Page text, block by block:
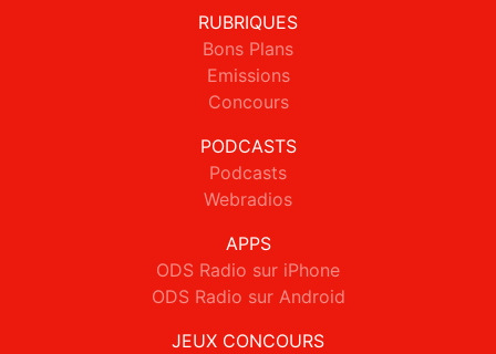
RUBRIQUES
Bons Plans
Emissions
Concours
PODCASTS
Podcasts
Webradios
APPS
ODS Radio sur iPhone
ODS Radio sur Android
JEUX CONCOURS